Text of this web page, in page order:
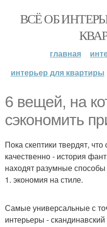
ВСЁ ОБ
главная
интерьер для квартиры
6 вещей, на
сэкономить
Пока скептики твердят,
качественно - история
находят разумные способы
1. экономия на стиле.
Самые универсальные с
интерьеры -